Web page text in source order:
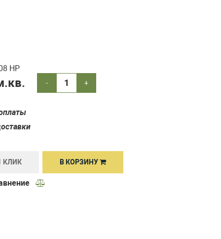
HP
- +
КЛИК В КОРЗИНУ